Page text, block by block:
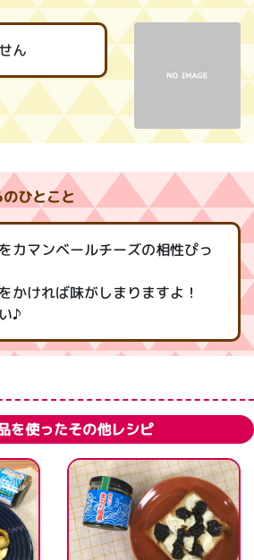
ん
ひとこと
カマンベールチーズの相性ぴっ
かければ味がしまりますよ！
♪
を使ったその他レシピ